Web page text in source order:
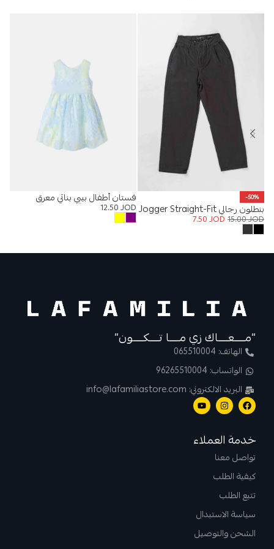
-50%
بنطلون رجالي Jogger Straight-Fit
15.00JOD
7.50JOD
فستان أطفال بيبي بناتي معرق
12.50JOD
“مــــعــــاك زي مــــا تــــكــــون”
الهاتف: 065510004
الواتساب: 96265510004
البريد الالكتروني: info@lafamiliastore.com
خدمة العملاء
تواصل معنا
كيفية الطلب
تتبع الطلب
سياسة الاستبدال
الشحن والتوصيل